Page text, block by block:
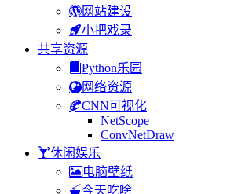
网站建设
小把戏录
共享资源
Python乐园
网络资源
CNN可视化
NetScope
ConvNetDraw
休闲娱乐
电脑壁纸
今天吃啥